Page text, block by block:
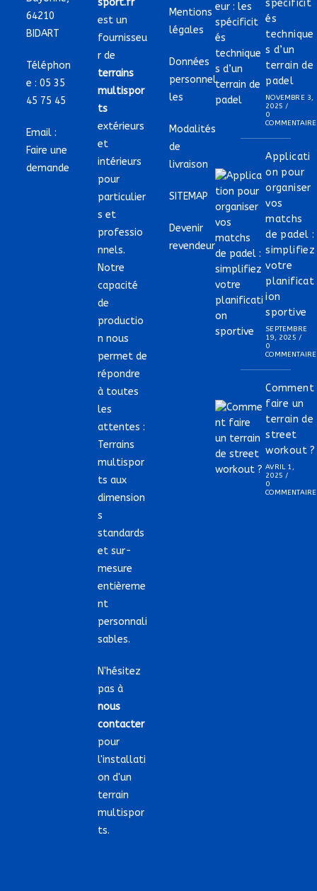
64210
BIDART
Téléphon
e :05 35
45 75 45
Email :
Faire une
demande
est un
fournisseu
r de
terrains
multispor
ts
extérieurs
et
intérieurs
pour
particulier
s et
professio
nnels.
Notre
capacité
de
productio
n nous
permet de
répondre
à toutes
les
attentes :
Terrains
multispor
ts aux
dimension
s
standards
et sur-
mesure
entièreme
nt
personnali
sables.
N'hésitez
pas à
nous
contacter
pour
l'installati
on d'un
terrain
multispor
ts.
Mentions
légales
Données
personnel
les
Modalités
de
livraison
SITEMAP
Devenir
revendeur
spécificit
és
technique
s d’un
terrain de
padel
NOVEMBRE 3,
2025 /
0
COMMENTAIRE
Applicati
on pour
organiser
vos
matchs
de padel :
simplifiez
votre
planificat
ion
sportive
SEPTEMBRE
19, 2025 /
0
COMMENTAIRE
Comment
faire un
terrain de
street
workout ?
AVRIL 1,
2025 /
0
COMMENTAIRE